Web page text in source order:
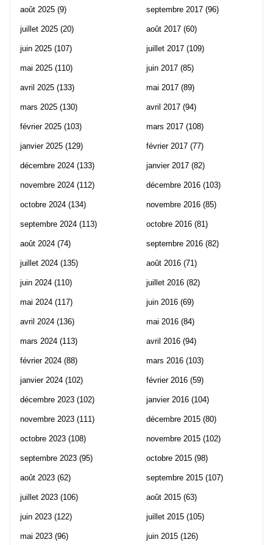
août 2025 (9)
juillet 2025 (20)
juin 2025 (107)
mai 2025 (110)
avril 2025 (133)
mars 2025 (130)
février 2025 (103)
janvier 2025 (129)
décembre 2024 (133)
novembre 2024 (112)
octobre 2024 (134)
septembre 2024 (113)
août 2024 (74)
juillet 2024 (135)
juin 2024 (110)
mai 2024 (117)
avril 2024 (136)
mars 2024 (113)
février 2024 (88)
janvier 2024 (102)
décembre 2023 (102)
novembre 2023 (111)
octobre 2023 (108)
septembre 2023 (95)
août 2023 (62)
juillet 2023 (106)
juin 2023 (122)
mai 2023 (96)
septembre 2017 (96)
août 2017 (60)
juillet 2017 (109)
juin 2017 (85)
mai 2017 (89)
avril 2017 (94)
mars 2017 (108)
février 2017 (77)
janvier 2017 (82)
décembre 2016 (103)
novembre 2016 (85)
octobre 2016 (81)
septembre 2016 (82)
août 2016 (71)
juillet 2016 (82)
juin 2016 (69)
mai 2016 (84)
avril 2016 (94)
mars 2016 (103)
février 2016 (59)
janvier 2016 (104)
décembre 2015 (80)
novembre 2015 (102)
octobre 2015 (98)
septembre 2015 (107)
août 2015 (63)
juillet 2015 (105)
juin 2015 (126)